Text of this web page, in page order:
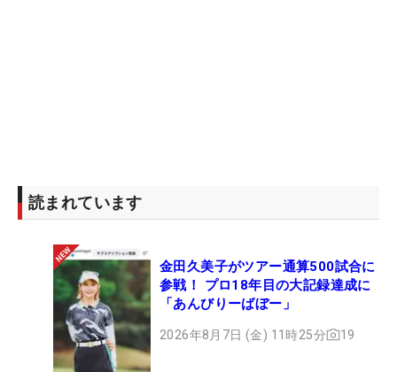
読まれています
金田久美子がツアー通算500試合に
参戦！ プロ18年目の大記録達成に
「あんびりーばぼー」
2026年8月7日 (金) 11時25分 19